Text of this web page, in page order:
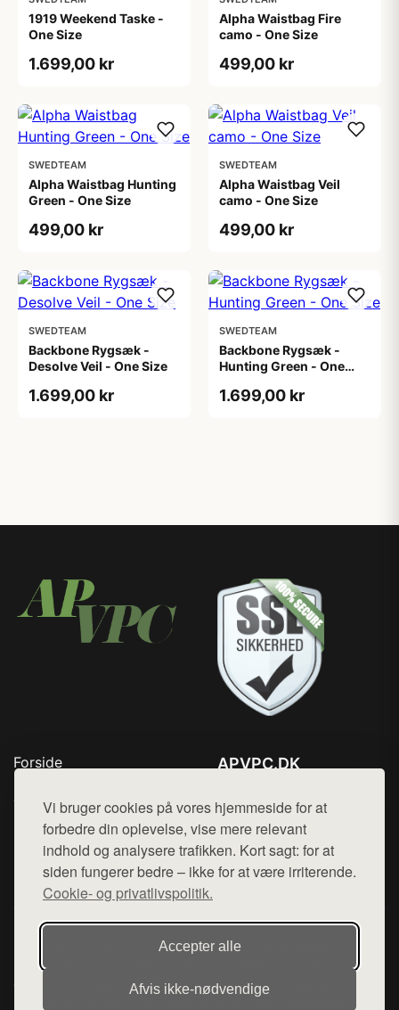
Vi bruger cookies på vores hjemmeside for at
forbedre din oplevelse, vise mere relevant
indhold og analysere trafikken. Kort sagt: for at
siden fungerer bedre – ikke for at være irriterende.
Cookie- og privatlivspolitik.
Accepter alle
Afvis ikke‑nødvendige
1919 Weekend Taske -
One Size
1.699,00 kr
Alpha Waistbag Fire
camo - One Size
499,00 kr
SWEDTEAM
Alpha Waistbag Hunting
Green - One Size
499,00 kr
SWEDTEAM
Alpha Waistbag Veil
camo - One Size
499,00 kr
SWEDTEAM
Backbone Rygsæk -
Desolve Veil - One Size
1.699,00 kr
SWEDTEAM
Backbone Rygsæk -
Hunting Green - One
1.699,00 kr
Forside
Top Rabatter
Blog
Kontakt
APVPC.DK
Mail: hej@want.dk
Cookie- og privatlivspolitik
Denne side er en del af want.dk, der udgiver en række
hjemmesider med præsentation af forskellige produkter fra
diverse webshops. Der sælges ikke varer fra denne side - vi
henviser til de shops, som sælger varen. Vi har heller ikke